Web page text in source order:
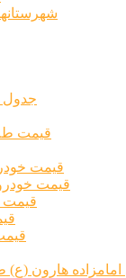
جدول
قیمت
قیمت
قیمت
قیمت
هارون (ع)